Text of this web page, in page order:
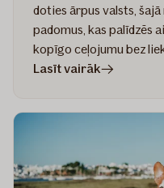
doties ārpus valsts,
padomus, kas palīdzēs
kopīgo ceļojumu bez
Lasīt vairākrakstā
noderīgi
padomi